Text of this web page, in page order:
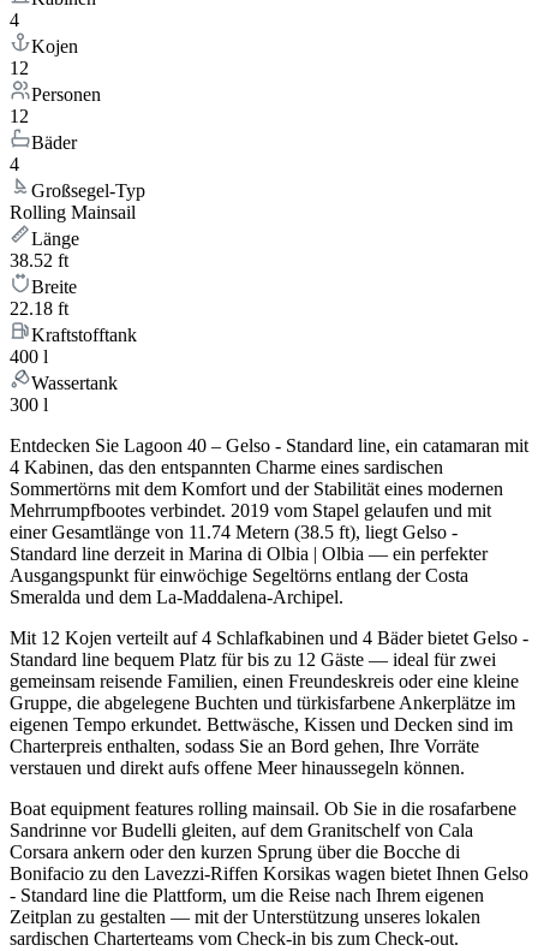
4
Kojen
12
Personen
12
Bäder
4
Großsegel-Typ
Rolling Mainsail
Länge
38.52 ft
Breite
22.18 ft
Kraftstofftank
400 l
Wassertank
300 l
Entdecken Sie Lagoon 40 – Gelso - Standard line, ein catamaran mit
4 Kabinen, das den entspannten Charme eines sardischen
Sommertörns mit dem Komfort und der Stabilität eines modernen
Mehrrumpfbootes verbindet. 2019 vom Stapel gelaufen und mit
einer Gesamtlänge von 11.74 Metern (38.5 ft), liegt Gelso -
Standard line derzeit in Marina di Olbia | Olbia — ein perfekter
Ausgangspunkt für einwöchige Segeltörns entlang der Costa
Smeralda und dem La-Maddalena-Archipel.
Mit 12 Kojen verteilt auf 4 Schlafkabinen und 4 Bäder bietet Gelso -
Standard line bequem Platz für bis zu 12 Gäste — ideal für zwei
gemeinsam reisende Familien, einen Freundeskreis oder eine kleine
Gruppe, die abgelegene Buchten und türkisfarbene Ankerplätze im
eigenen Tempo erkundet. Bettwäsche, Kissen und Decken sind im
Charterpreis enthalten, sodass Sie an Bord gehen, Ihre Vorräte
verstauen und direkt aufs offene Meer hinaussegeln können.
Boat equipment features rolling mainsail. Ob Sie in die rosafarbene
Sandrinne vor Budelli gleiten, auf dem Granitschelf von Cala
Corsara ankern oder den kurzen Sprung über die Bocche di
Bonifacio zu den Lavezzi-Riffen Korsikas wagen bietet Ihnen Gelso
- Standard line die Plattform, um die Reise nach Ihrem eigenen
Zeitplan zu gestalten — mit der Unterstützung unseres lokalen
sardischen Charterteams vom Check-in bis zum Check-out.